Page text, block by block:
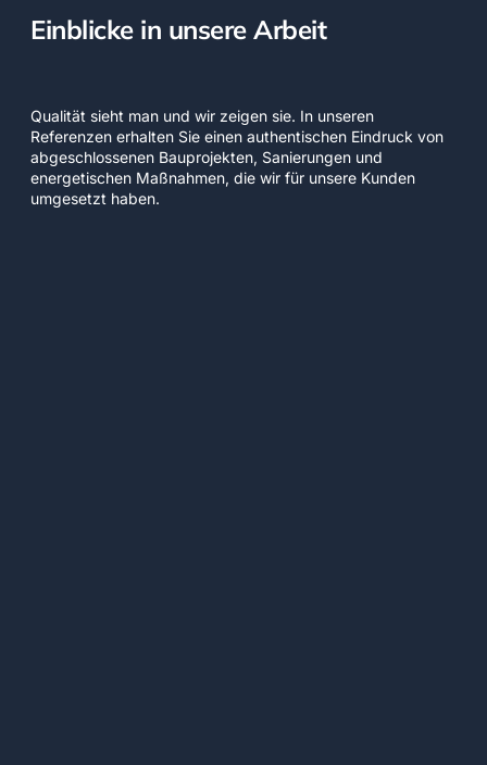
Einblicke in unsere Arbeit
Qualität sieht man und wir zeigen sie. In unseren
Referenzen erhalten Sie einen authentischen Eindruck von
abgeschlossenen Bauprojekten, Sanierungen und
energetischen Maßnahmen, die wir für unsere Kunden
umgesetzt haben.